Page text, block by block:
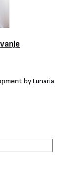
byLunaria